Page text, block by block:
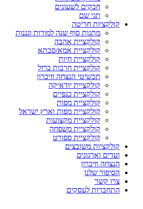
חבקים לשעונים
תגי שם
קולקציות חריטה
מתנות סוף שנה למורות וגננות
קולקציית אהבה
קולקציית אמא/סבתא
קולקציית חיות
קולקציית חרבות ברזל
תכשיטי הנצחה וזיכרון
קולקציית יודאיקה
קולקציית כנפיים
קולקציית מפות
קולקציית מפות וארץ ישראל
קולקציית מקצועות
קולקציית משפחה
קולקציית ספורט
קולקציות משובצים
ועדים וארגונים
הנצחה וזיכרון
הסיפור שלנו
צרו קשר
התחברות לעסקים